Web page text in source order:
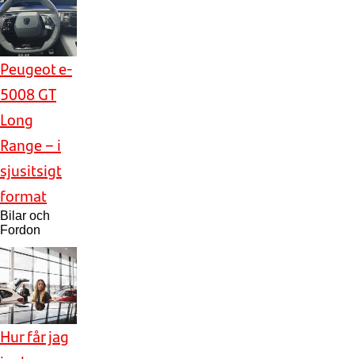
Peugeot e-
5008 GT
Long
Range – i
sjusitsigt
format
Bilar och
Fordon
Hur får jag